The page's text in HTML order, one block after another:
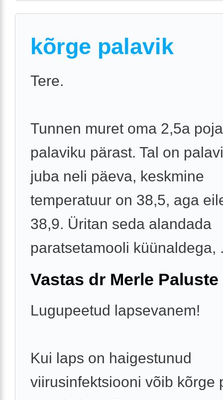
kõrge palavik
Tere.
Tunnen muret oma 2,5a
palaviku pärast. Tal on
juba neli päeva, keskmine
temperatuur on 38,5, aga
38,9. Üritan seda alandada
paratsetamooli küünaldega,
Vastas dr Merle Paluste
Lugupeetud lapsevanem!
Kui laps on haigestunud
viirusinfektsiooni võib kõrge